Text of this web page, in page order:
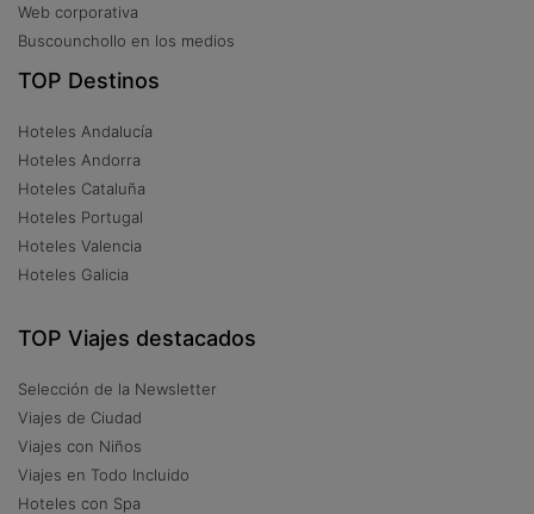
Web corporativa
Buscounchollo en los medios
TOP Destinos
Hoteles Andalucía
Hoteles Andorra
Hoteles Cataluña
Hoteles Portugal
Hoteles Valencia
Hoteles Galicia
TOP Viajes destacados
Selección de la Newsletter
Viajes de Ciudad
Viajes con Niños
Viajes en Todo Incluido
Hoteles con Spa